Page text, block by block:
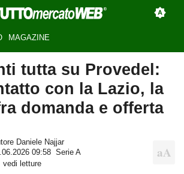
MAGAZINE
tutta su Provedel:
con la Lazio, la
domanda e offerta
Daniele Najjar
09:58
Serie A
vedi letture